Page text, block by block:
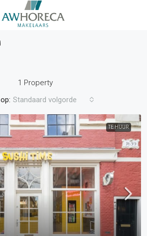
1 Property
Standaard volgorde
TE HUUR